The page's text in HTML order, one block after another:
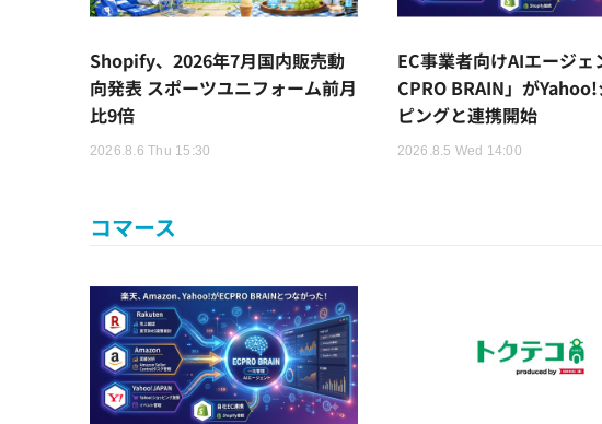
Shopify、2026年7月国内販売動
向発表 スポーツユニフォーム前月
比9倍
2026.8.6 Thu 15:30
EC事業者向けAIエージェ
CPRO BRAIN」がYahoo!
ピングと連携開始
2026.8.5 Wed 14:00
コマース